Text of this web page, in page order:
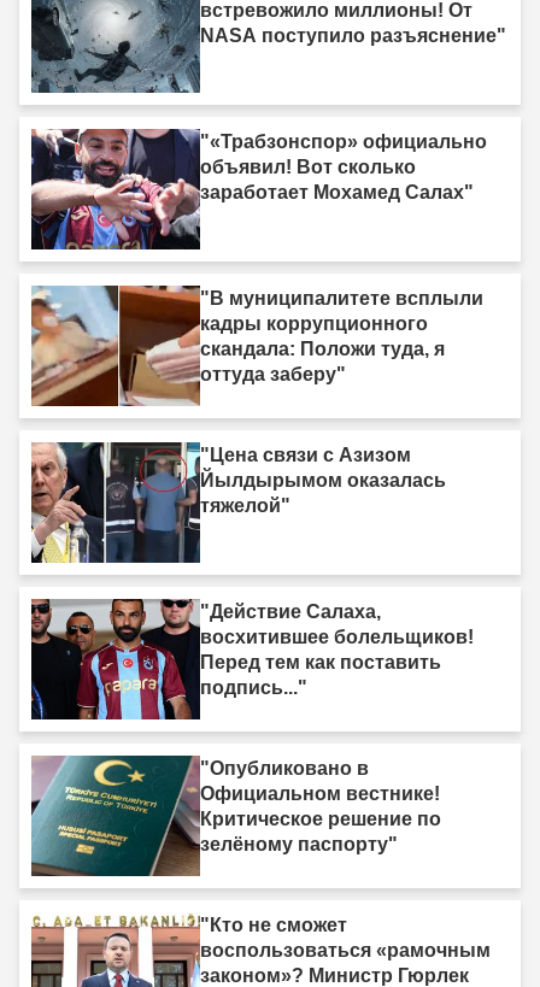
встревожило миллионы! От
NASA поступило разъяснение"
"«Трабзонспор» официально
объявил! Вот сколько
заработает Мохамед Салах"
"В муниципалитете всплыли
кадры коррупционного
скандала: Положи туда, я
оттуда заберу"
"Цена связи с Азизом
Йылдырымом оказалась
тяжелой"
"Действие Салаха,
восхитившее болельщиков!
Перед тем как поставить
подпись..."
"Опубликовано в
Официальном вестнике!
Критическое решение по
зелёному паспорту"
"Кто не сможет
воспользоваться «рамочным
законом»? Министр Гюрлек